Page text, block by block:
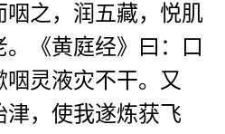
咽之，润五藏，悦肌
《黄庭经》曰：口
灵液灾不干。又
津，使我遂炼获飞